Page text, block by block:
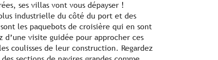
ses villas vont vous dépayser !
industrielle du côté du port et des
les paquebots de croisière qui en sont
d’une visite guidée pour approcher ces
coulisses de leur construction. Regardez